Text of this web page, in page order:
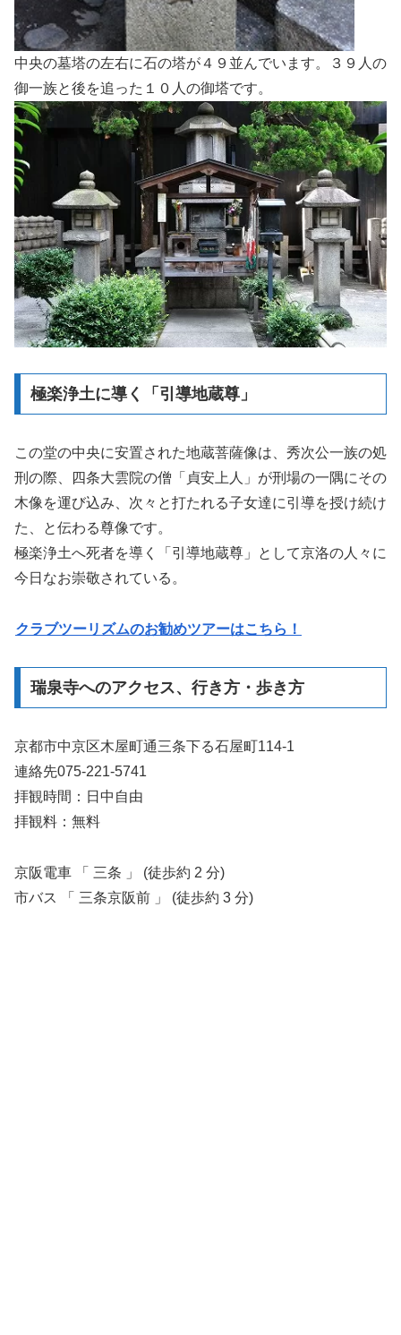
中央の墓塔の左右に石の塔が４９並んでいます。３９人の
御一族と後を追った１０人の御塔です。
極楽浄土に導く「引導地蔵尊」
この堂の中央に安置された地蔵菩薩像は、秀次公一族の処
刑の際、四条大雲院の僧「貞安上人」が刑場の一隅にその
木像を運び込み、次々と打たれる子女達に引導を授け続け
た、と伝わる尊像です。
極楽浄土へ死者を導く「引導地蔵尊」として京洛の人々に
今日なお崇敬されている。
クラブツーリズムのお勧めツアーはこちら！
瑞泉寺へのアクセス、行き方・歩き方
京都市中京区木屋町通三条下る石屋町114-1
連絡先075-221-5741
拝観時間：日中自由
拝観料：無料
京阪電車 「 三条 」 (徒歩約 2 分)
市バス 「 三条京阪前 」 (徒歩約 3 分)